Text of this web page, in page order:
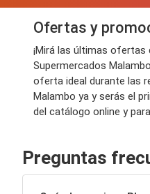
Ofertas y
¡Mirá las últimas
Supermercados
oferta ideal durante las
Malambo ya y serás el
del catálogo online y
Preguntas